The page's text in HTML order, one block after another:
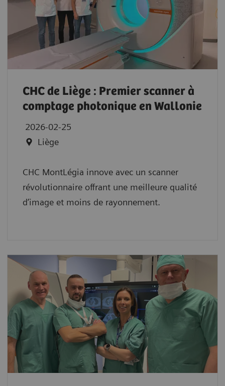
CHC de Liège : Premier scanner à
comptage photonique en Wallonie
2026-02-25
Liège
CHC MontLégia innove avec un scanner
révolutionnaire offrant une meilleure qualité
d’image et moins de rayonnement.